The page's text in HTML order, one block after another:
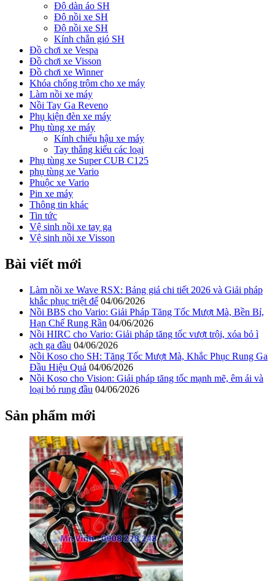
Độ dàn áo SH
Độ nồi xe SH
Độ nồi xe SH
Kính chắn gió SH
Đồ chơi xe Vespa
Đồ chơi xe Visson
Đồ chơi xe Winner
Khóa chống trộm cho xe máy
Làm nồi xe máy
Nồi Tay Ga Reveno
Phụ kiện đèn xe máy
Phụ tùng xe máy
Kính chiếu hậu xe máy
Tay thắng kiểu các loại
Phụ tùng xe Super CUB C125
phụ tùng xe Vario
Phuộc xe Vario
Pin xe máy
Thông tin khác
Tin tức
Vệ sinh nồi xe tay ga
Vệ sinh nồi xe Visson
Bài viết mới
Làm nồi xe Wave RSX: Bảng giá chi tiết 2026 và Giải pháp
khắc phục triệt để 04/06/2026
Nồi BBS cho Vario: Giải Pháp Tăng Tốc Mượt Mà, Bền Bỉ,
Hạn Chế Rung Rần 04/06/2026
Nồi HIRC cho Vario: Giải pháp tăng tốc vượt trội, xóa bỏ ì
ạch ga đầu 04/06/2026
Nồi Koso cho SH: Tăng Tốc Mượt Mà, Khắc Phục Rung Ga
Đầu Hiệu Quả 04/06/2026
Nồi Koso cho Vision: Giải pháp tăng tốc mạnh mẽ, êm ái và
loại bỏ rung đầu 04/06/2026
Sản phẩm mới